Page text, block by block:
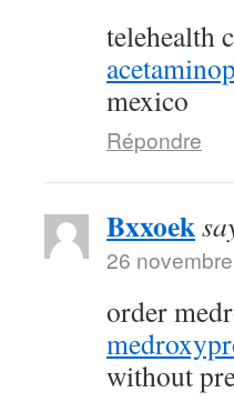
telehealth
mexico
Répondre
Bxxoek
26
order
without